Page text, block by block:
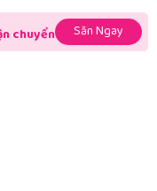
chuyển Săn Ngay